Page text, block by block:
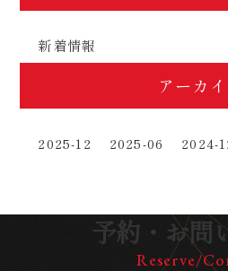
新着情報
アーカ
2025-12 2025-06 2024-
予約・お問
Reserve/